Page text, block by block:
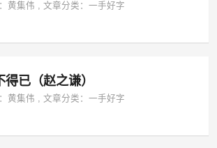
黄集伟 ,文章分类：一手好字
已（赵之谦）
黄集伟 ,文章分类：一手好字